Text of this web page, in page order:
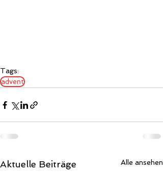
Tags:
advent
Aktuelle Beiträge Alle ansehen